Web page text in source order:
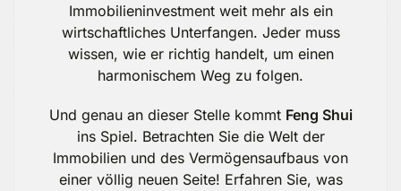
Immobilieninvestment weit mehr als ein
wirtschaftliches Unterfangen. Jeder muss
wissen, wie er richtig handelt, um einen
harmonischem Weg zu folgen.
Und genau an dieser Stelle kommt Feng Shui
ins Spiel. Betrachten Sie die Welt der
Immobilien und des Vermögensaufbaus von
einer völlig neuen Seite! Erfahren Sie, was